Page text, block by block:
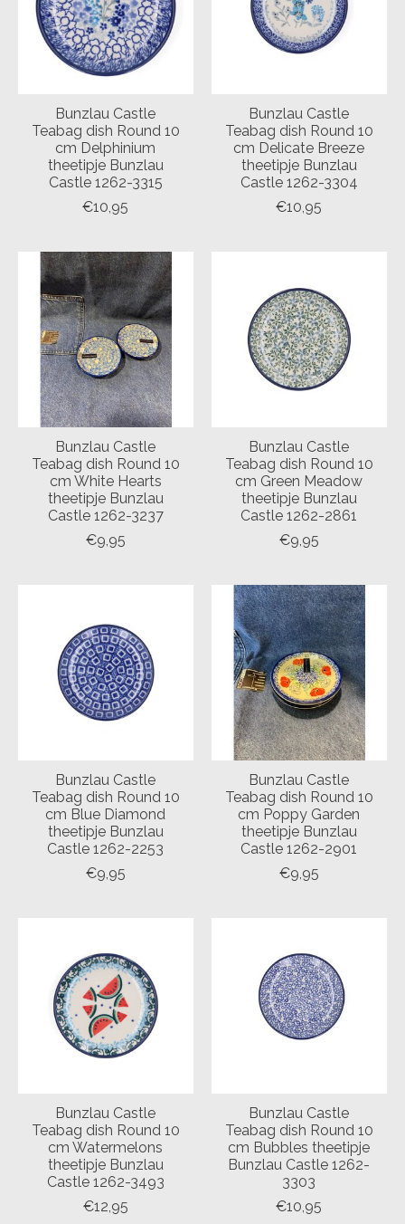
Bunzlau Castle
Teabag dish Round 10
cm Delphinium
theetipje Bunzlau
Castle 1262-3315
€10,95
Bunzlau Castle
Teabag dish Round 10
cm Delicate Breeze
theetipje Bunzlau
Castle 1262-3304
€10,95
Bunzlau Castle
Teabag dish Round 10
cm White Hearts
theetipje Bunzlau
Castle 1262-3237
€9,95
Bunzlau Castle
Teabag dish Round 10
cm Green Meadow
theetipje Bunzlau
Castle 1262-2861
€9,95
Bunzlau Castle
Teabag dish Round 10
cm Blue Diamond
theetipje Bunzlau
Castle 1262-2253
€9,95
Bunzlau Castle
Teabag dish Round 10
cm Poppy Garden
theetipje Bunzlau
Castle 1262-2901
€9,95
Bunzlau Castle
Teabag dish Round 10
cm Watermelons
theetipje Bunzlau
Castle 1262-3493
€12,95
Bunzlau Castle
Teabag dish Round 10
cm Bubbles theetipje
Bunzlau Castle 1262-
3303
€10,95